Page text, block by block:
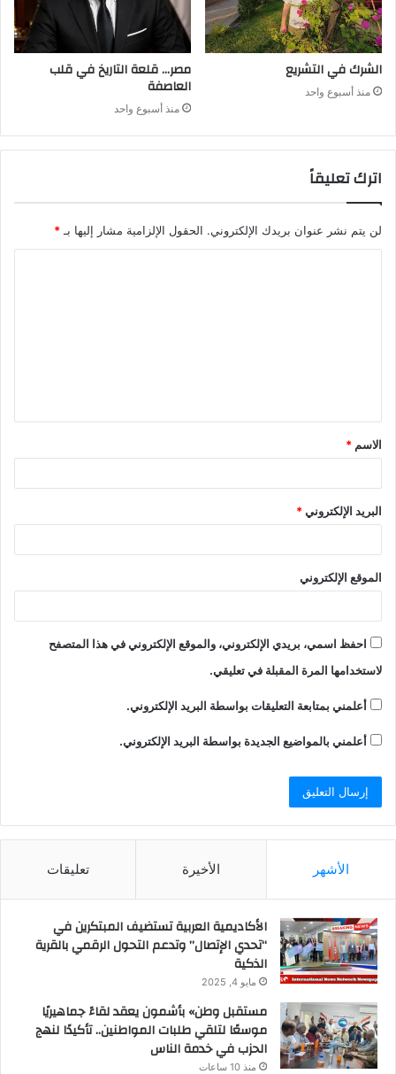
الشرك في التشريع
منذ أسبوع واحد
مصر… قلعة التاريخ في قلب
العاصفة
منذ أسبوع واحد
اترك تعليقاً
لن يتم نشر عنوان بريدك الإلكتروني. الحقول الإلزامية مشار إليها بـ *
الاسم *
البريد الإلكتروني*
الموقع الإلكتروني
احفظ اسمي، بريدي الإلكتروني، والموقع الإلكتروني في هذا المتصفح
لاستخدامها المرة المقبلة في تعليقي.
أعلمني بمتابعة التعليقات بواسطة البريد الإلكتروني.
أعلمني بالمواضيع الجديدة بواسطة البريد الإلكتروني.
الأشهر الأخيرة تعليقات
الأكاديمية العربية تستضيف المبتكرين في
“تحدي الإتصال” وتدعم التحول الرقمي بالقرية
الذكية
مايو 4, 2025
مستقبل وطن» بأشمون يعقد لقاءً جماهيريًا
موسعًا لتلقي طلبات المواطنين.. تأكيدًا لنهج
الحزب في خدمة الناس
منذ 10 ساعات